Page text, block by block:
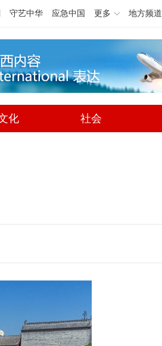
守艺中华 应急中国 更多 地方频道
化 社会